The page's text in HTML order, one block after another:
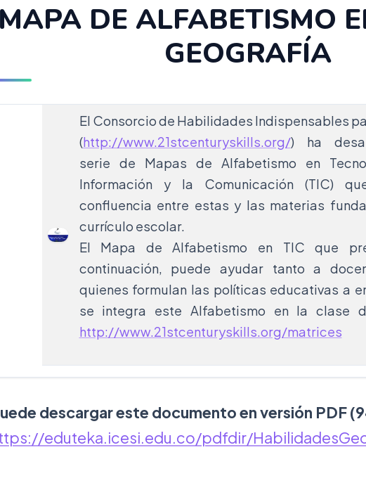
MAPA DE ALFABETISMO
GEOGRAFÍA
El Consorcio de Habilidades Indispensables
(http://www.21stcenturyskills.org/) ha
serie de Mapas de Alfabetismo en
Información y la Comunicación (TIC)
confluencia entre estas y las materias
currículo escolar.
El Mapa de Alfabetismo en TIC que
continuación, puede ayudar tanto a
quienes formulan las políticas educativas a
se integra este Alfabetismo en la clase
http://www.21stcenturyskills.org/matrices
descargar este documento en versión PDF
eduteka.icesi.edu.co/pdfdir/